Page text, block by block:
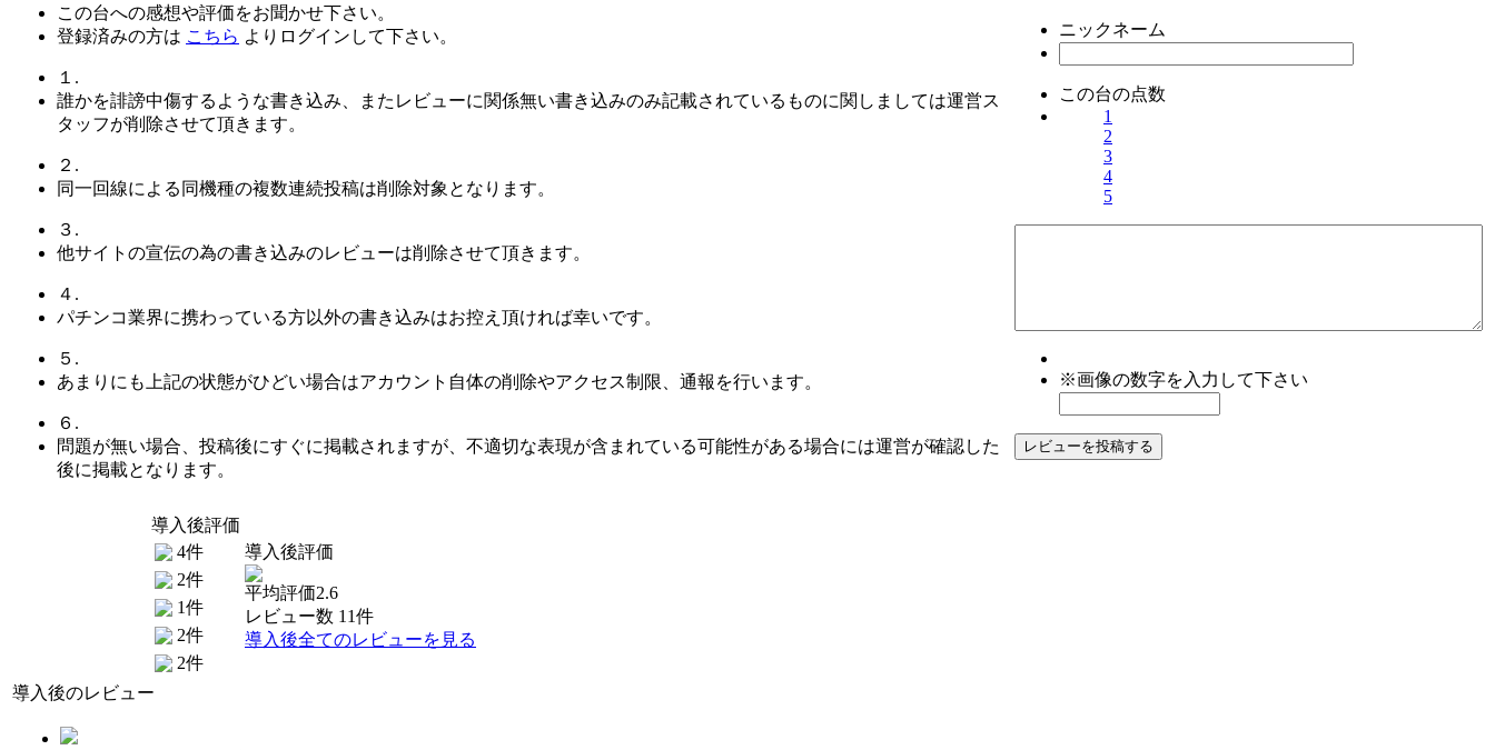
この台への感想や評価をお聞かせ下さい。
登録済みの方は こちら よりログインして下さい。
１.
誰かを誹謗中傷するような書き込み、またレビューに関係無い書き込みのみ記載されているものに関しましては運営ス
タッフが削除させて頂きます。
２.
同一回線による同機種の複数連続投稿は削除対象となります。
３.
他サイトの宣伝の為の書き込みのレビューは削除させて頂きます。
４.
パチンコ業界に携わっている方以外の書き込みはお控え頂ければ幸いです。
５.
あまりにも上記の状態がひどい場合はアカウント自体の削除やアクセス制限、通報を行います。
６.
問題が無い場合、投稿後にすぐに掲載されますが、不適切な表現が含まれている可能性がある場合には運営が確認した
後に掲載となります。
ニックネーム
この台の点数
1
2
3
4
5
※画像の数字を入力して下さい
導入後評価
4件
2件
1件
2件
2件
導入後評価
平均評価2.6
レビュー数 11件
導入後全てのレビューを見る
導入後のレビュー